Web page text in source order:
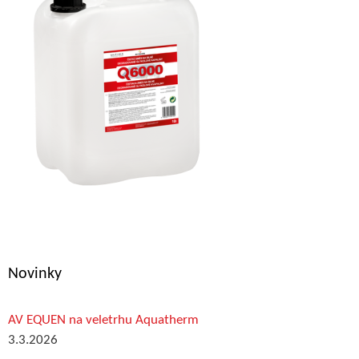
Novinky
AV EQUEN na veletrhu Aquatherm
3.3.2026